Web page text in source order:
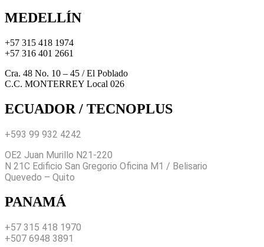
MEDELLÍN
+57 315 418 1974
+57 316 401 2661
Cra. 48 No. 10 – 45 / El Poblado
C.C. MONTERREY Local 026
ECUADOR / TECNOPLUS
+593 99 932 4242
OE2 Juan Murillo N21-220
N 21C Edificio San Gregorio Oficina M1 / Belisario
Quevedo – Quito
PANAMÁ
+57 315 418 1970
+507 6948 3891